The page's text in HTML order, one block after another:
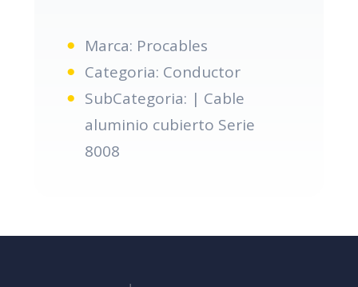
Marca: Procables
Categoria: Conductor
SubCategoria: | Cable
aluminio cubierto Serie
8008